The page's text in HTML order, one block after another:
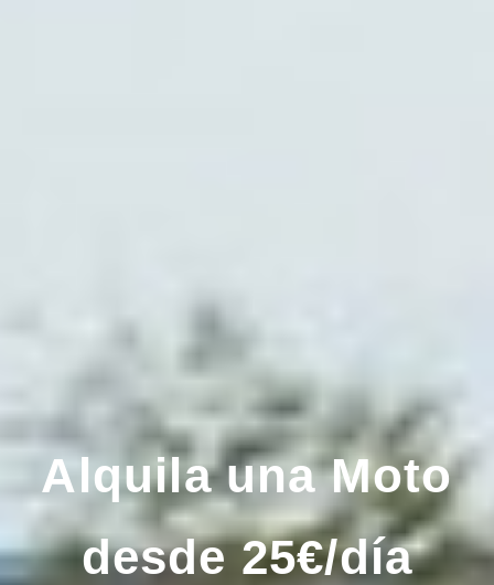
Alquila una Moto
desde 25€/día